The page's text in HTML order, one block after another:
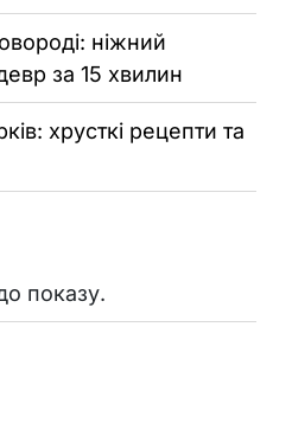
ніжний
за 15 хвилин
хрусткі рецепти та
показу.